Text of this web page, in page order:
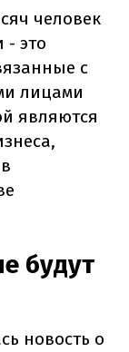
человек
- это
с
лицами
являются
будут
новость о